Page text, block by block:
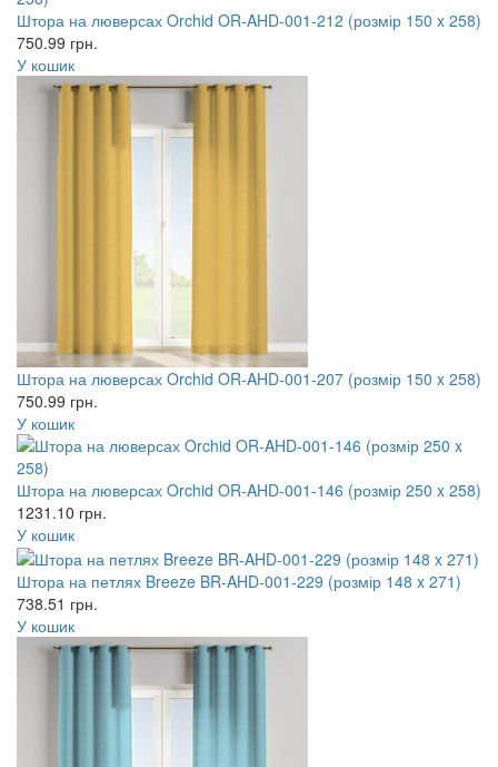
Штора на люверсах Orchid OR-AHD-001-212 (розмір 150 x 258)
750.99 грн.
У кошик
Штора на люверсах Orchid OR-AHD-001-207 (розмір 150 x 258)
750.99 грн.
У кошик
Штора на люверсах Orchid OR-AHD-001-146 (розмір 250 x 258)
1231.10 грн.
У кошик
Штора на петлях Breeze BR-AHD-001-229 (розмір 148 x 271)
738.51 грн.
У кошик